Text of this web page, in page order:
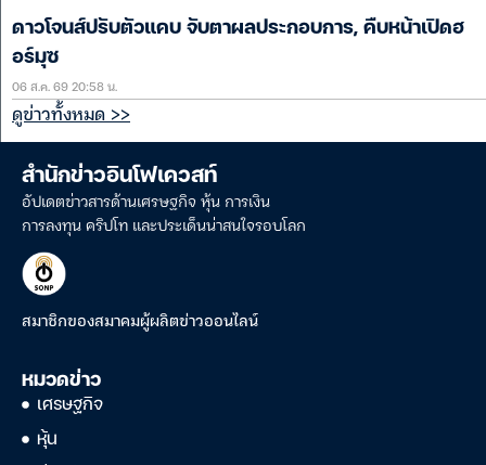
ดาวโจนส์ปรับตัวแคบ จับตาผลประกอบการ, คืบหน้าเปิดฮ
อร์มุซ
06 ส.ค. 69 20:58 น.
ดูข่าวทั้งหมด >>
สำนักข่าวอินโฟเควสท์
อัปเดตข่าวสารด้านเศรษฐกิจ หุ้น การเงิน
การลงทุน คริปโท และประเด็นน่าสนใจรอบโลก
สมาชิกของสมาคมผู้ผลิตข่าวออนไลน์
หมวดข่าว
เศรษฐกิจ
หุ้น